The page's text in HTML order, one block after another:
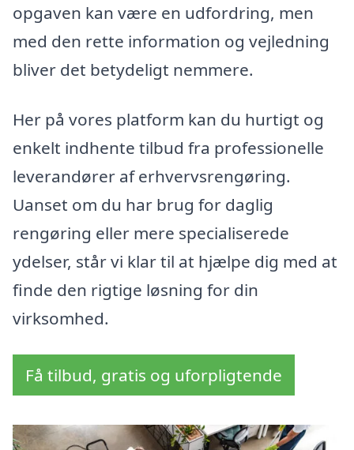
opgaven kan være en udfordring, men
med den rette information og vejledning
bliver det betydeligt nemmere.
Her på vores platform kan du hurtigt og
enkelt indhente tilbud fra professionelle
leverandører af erhvervsrengøring.
Uanset om du har brug for daglig
rengøring eller mere specialiserede
ydelser, står vi klar til at hjælpe dig med at
finde den rigtige løsning for din
virksomhed.
Få tilbud, gratis og uforpligtende